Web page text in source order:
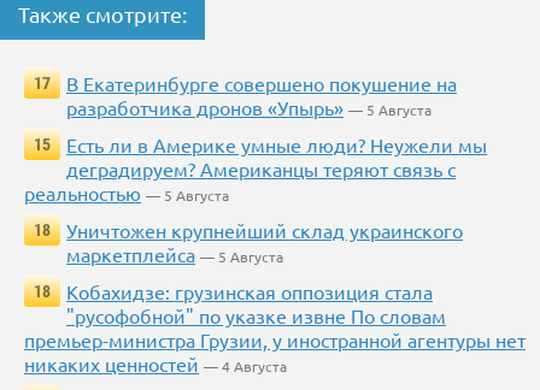
Также смотрите:
17
В Екатеринбурге совершено покушение на
разработчика дронов «Упырь» — 5 Августа
15
Есть ли в Америке умные люди? Неужели мы
деградируем? Американцы теряют связь с
реальностью — 5 Августа
18
Уничтожен крупнейший склад украинского
маркетплейса — 5 Августа
18
Кобахидзе: грузинская оппозиция стала
"русофобной" по указке извне По словам
премьер-министра Грузии, у иностранной агентуры нет
никаких ценностей — 4 Августа